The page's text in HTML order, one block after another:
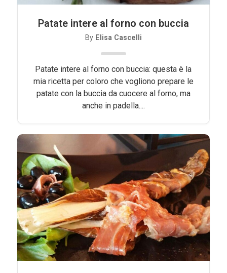
Patate intere al forno con buccia
By Elisa Cascelli
Patate intere al forno con buccia: questa è la
mia ricetta per coloro che vogliono prepare le
patate con la buccia da cuocere al forno, ma
anche in padella....